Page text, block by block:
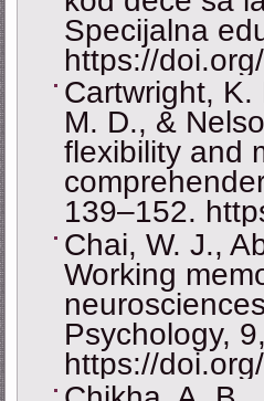
Specijalna
https://
Cartwright,
M. D., &
flexibility and
139–152.
Chai, W. J.,
Working
Psychology,
https://